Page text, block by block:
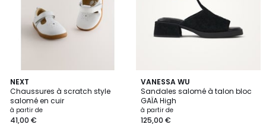
NEXT
Chaussures à scratch style
salomé en cuir
à partir de
41,00 €
2
Couleurs
VANESSA WU
Sandales salomé à talon bloc
GAÏA High
à partir de
125,00 €
3
Couleurs